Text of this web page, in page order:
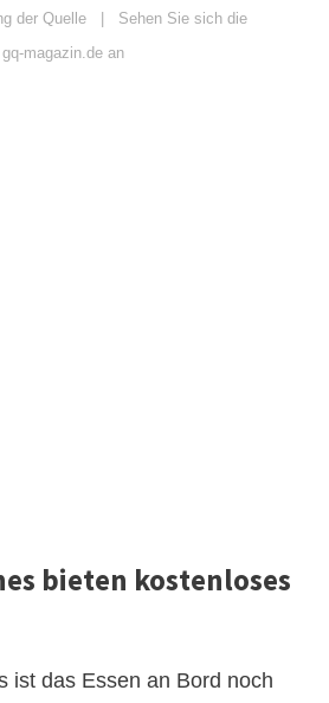
der Quelle
Sehen Sie sich die
magazin.de an
bieten kostenloses
ist das Essen an Bord noch